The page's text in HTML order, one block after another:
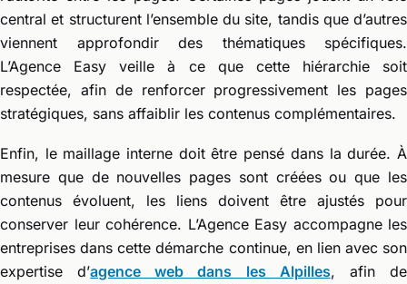
central et structurent l’ensemble du site, tandis que d’autres
viennent approfondir des thématiques spécifiques.
L’Agence Easy veille à ce que cette hiérarchie soit
respectée, afin de renforcer progressivement les pages
stratégiques, sans affaiblir les contenus complémentaires.
Enfin, le maillage interne doit être pensé dans la durée. À
mesure que de nouvelles pages sont créées ou que les
contenus évoluent, les liens doivent être ajustés pour
conserver leur cohérence. L’Agence Easy accompagne les
entreprises dans cette démarche continue, en lien avec son
expertise d’agence web dans les Alpilles, afin de